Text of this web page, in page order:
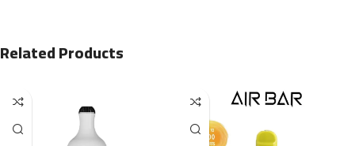
Related Products